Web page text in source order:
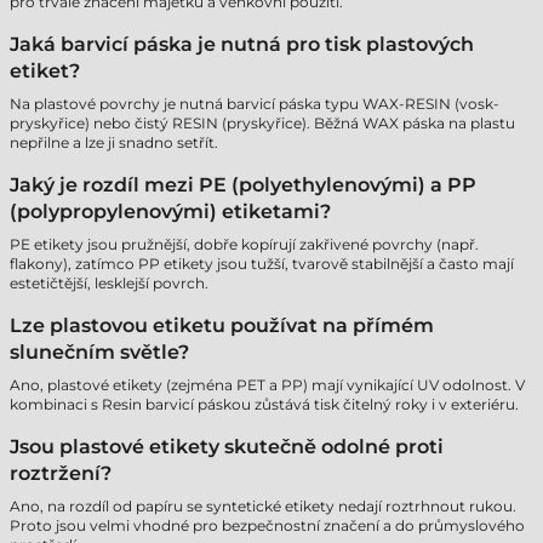
Jaká barvicí páska je nutná pro tisk plastových
etiket?
Na plastové povrchy je nutná barvicí páska typu WAX-RESIN (vosk-
pryskyřice) nebo čistý RESIN (pryskyřice). Běžná WAX páska na plastu
nepřilne a lze ji snadno setřít.
Jaký je rozdíl mezi PE (polyethylenovými) a PP
(polypropylenovými) etiketami?
PE etikety jsou pružnější, dobře kopírují zakřivené povrchy (např.
flakony), zatímco PP etikety jsou tužší, tvarově stabilnější a často mají
estetičtější, lesklejší povrch.
Lze plastovou etiketu používat na přímém
slunečním světle?
Ano, plastové etikety (zejména PET a PP) mají vynikající UV odolnost. V
kombinaci s Resin barvicí páskou zůstává tisk čitelný roky i v exteriéru.
Jsou plastové etikety skutečně odolné proti
roztržení?
Ano, na rozdíl od papíru se syntetické etikety nedají roztrhnout rukou.
Proto jsou velmi vhodné pro bezpečnostní značení a do průmyslového